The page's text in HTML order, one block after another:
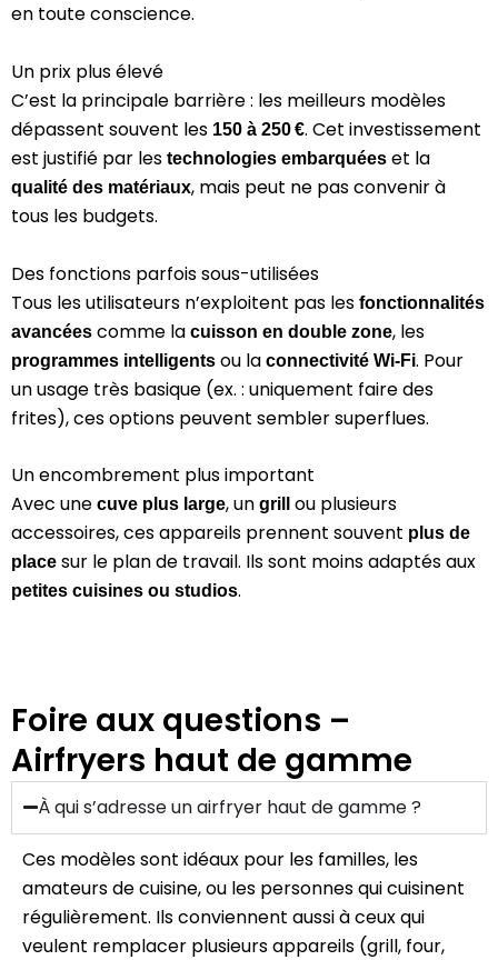
en toute conscience.
Un prix plus élevé
C’est la principale barrière : les meilleurs modèles
dépassent souvent les 150 à 250 €. Cet investissement
est justifié par les technologies embarquées et la
qualité des matériaux, mais peut ne pas convenir à
tous les budgets.
Des fonctions parfois sous-utilisées
Tous les utilisateurs n’exploitent pas les fonctionnalités
avancées comme la cuisson en double zone, les
programmes intelligents ou la connectivité Wi-Fi. Pour
un usage très basique (ex. : uniquement faire des
frites), ces options peuvent sembler superflues.
Un encombrement plus important
Avec une cuve plus large, un grill
ou plusieurs
accessoires, ces appareils prennent souvent plus de
place sur le plan de travail. Ils sont moins adaptés aux
petites cuisines ou studios.
Foire aux questions –
Airfryers haut de gamme
À qui s’adresse un airfryer haut de gamme ?
Ces modèles sont idéaux pour les familles, les
amateurs de cuisine, ou les personnes qui cuisinent
régulièrement. Ils conviennent aussi à ceux qui
veulent remplacer plusieurs appareils (grill, four,